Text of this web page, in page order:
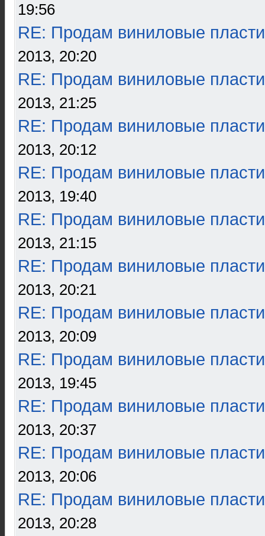
19:56
RE: Продам виниловые
2013, 20:20
RE: Продам виниловые
2013, 21:25
RE: Продам виниловые
2013, 20:12
RE: Продам виниловые
2013, 19:40
RE: Продам виниловые
2013, 21:15
RE: Продам виниловые
2013, 20:21
RE: Продам виниловые
2013, 20:09
RE: Продам виниловые
2013, 19:45
RE: Продам виниловые
2013, 20:37
RE: Продам виниловые
2013, 20:06
RE: Продам виниловые
2013, 20:28